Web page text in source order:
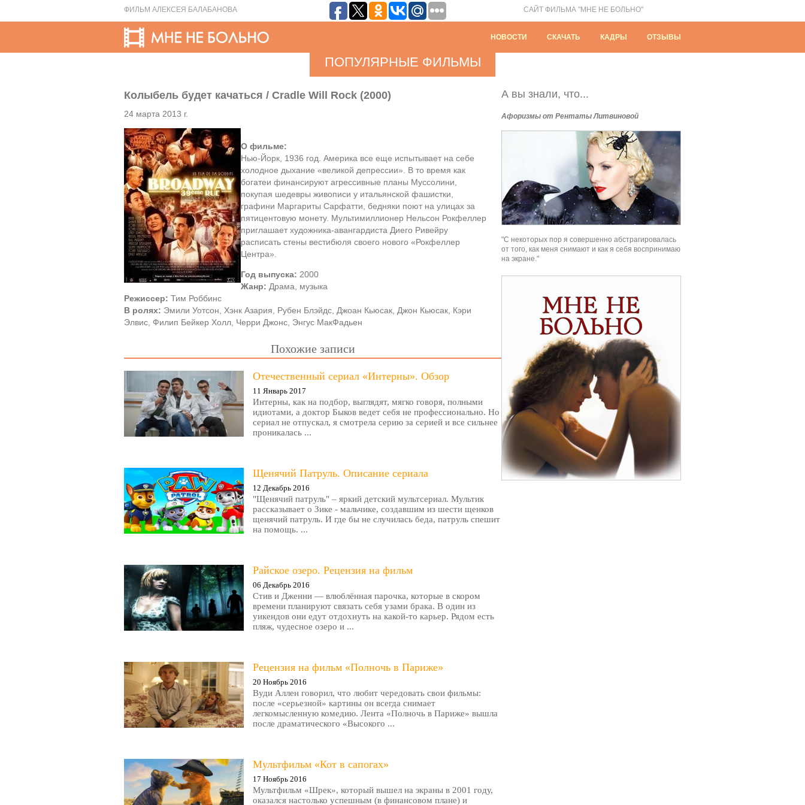
ФИЛЬМ АЛЕКСЕЯ БАЛАБАНОВА САЙТ ФИЛЬМА "МНЕ НЕ БОЛЬНО"
НОВОСТИ СКАЧАТЬ КАДРЫ ОТЗЫВЫ
ПОПУЛЯРНЫЕ ФИЛЬМЫ
Колыбель будет качаться / Cradle Will Rock (2000)
24 марта 2013 г.
О фильме:
Нью-Йорк, 1936 год. Америка все еще испытывает на себе
холодное дыхание «великой депрессии». В то время как
богатеи финансируют агрессивные планы Муссолини,
покупая шедевры живописи у итальянской фашистки,
графини Маргариты Сарфатти, бедняки поют на улицах за
пятицентовую монету. Мультимиллионер Нельсон Рокфеллер
приглашает художника-авангардиста Диего Ривейру
расписать стены вестибюля своего нового «Рокфеллер
Центра».
Год выпуска: 2000
Жанр: Драма, музыка
Режиссер: Тим Роббинс
В ролях: Эмили Уотсон, Хэнк Азария, Рубен Блэйдс, Джоан Кьюсак, Джон Кьюсак, Кэри
Элвис, Филип Бейкер Холл, Черри Джонс, Энгус МакФадьен
Похожие записи
Отечественный сериал «Интерны». Обзор
11 Январь 2017
Интерны, как на подбор, выглядят, мягко говоря, полными
идиотами, а доктор Быков ведет себя не профессионально. Но
сериал не отпускал, я смотрела серию за серией и все сильнее
проникалась ...
Щенячий Патруль. Описание сериала
12 Декабрь 2016
"Щенячий патруль" – яркий детский мультсериал. Мультик
рассказывает о Зике - мальчике, создавшим из шести щенков
щенячий патруль. И где бы не случилась беда, патруль спешит
на помощь. ...
Райское озеро. Рецензия на фильм
06 Декабрь 2016
Стив и Дженни — влюблённая парочка, которые в скором
времени планируют связать себя узами брака. В один из
уикендов они едут отдохнуть на какой-то карьер. Рядом есть
пляж, чудесное озеро и ...
Рецензия на фильм «Полночь в Париже»
20 Ноябрь 2016
Вуди Аллен говорил, что любит чередовать свои фильмы:
после «серьезной» картины он всегда снимает
легкомысленную комедию. Лента «Полночь в Париже» вышла
после драматического «Высокого ...
Мультфильм «Кот в сапогах»
17 Ноябрь 2016
Мультфильм «Шрек», который вышел на экраны в 2001 году,
оказался настолько успешным (в финансовом плане) и
А вы знали, что...
Афоризмы от Рентаты Литвиновой
"С некоторых пор я совершенно абстрагировалась
от того, как меня снимают и как я себя воспринимаю
на экране."